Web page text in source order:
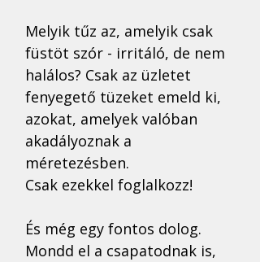
Melyik tűz az, amelyik csak
füstöt szór - irritáló, de nem
halálos? Csak az üzletet
fenyegető tüzeket emeld ki,
azokat, amelyek valóban
akadályoznak a
méretezésben.
Csak ezekkel foglalkozz!
És még egy fontos dolog.
Mondd el a csapatodnak is,